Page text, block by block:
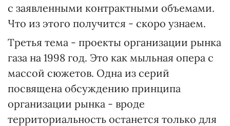
с заявленными контрактными объемами.
Что из этого получится - скоро узнаем.
Третья тема - проекты организации рынка
газа на 1998 год. Это как мыльная опера с
массой сюжетов. Одна из серий
посвящена обсуждению принципа
организации рынка - вроде
территориальность останется только для